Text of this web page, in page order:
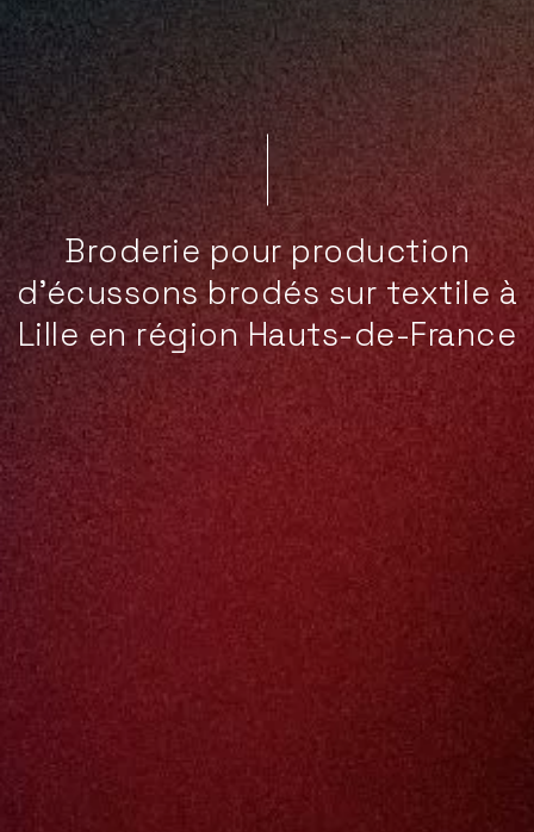
Broderie pour production
d’écussons brodés sur textile à
Lille en région Hauts-de-France